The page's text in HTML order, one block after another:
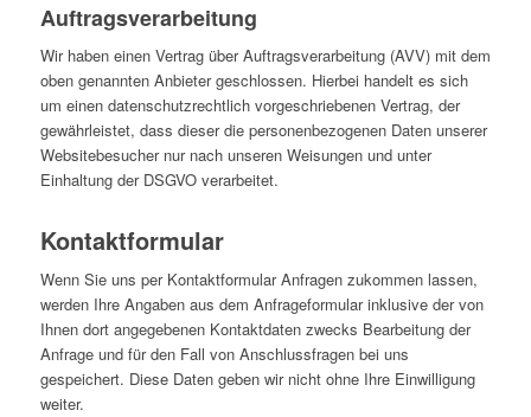
Auftragsverarbeitung
Wir haben einen Vertrag über Auftragsverarbeitung (AVV) mit dem
oben genannten Anbieter geschlossen. Hierbei handelt es sich
um einen datenschutzrechtlich vorgeschriebenen Vertrag, der
gewährleistet, dass dieser die personenbezogenen Daten unserer
Websitebesucher nur nach unseren Weisungen und unter
Einhaltung der DSGVO verarbeitet.
Kontaktformular
Wenn Sie uns per Kontaktformular Anfragen zukommen lassen,
werden Ihre Angaben aus dem Anfrageformular inklusive der von
Ihnen dort angegebenen Kontaktdaten zwecks Bearbeitung der
Anfrage und für den Fall von Anschlussfragen bei uns
gespeichert. Diese Daten geben wir nicht ohne Ihre Einwilligung
weiter.